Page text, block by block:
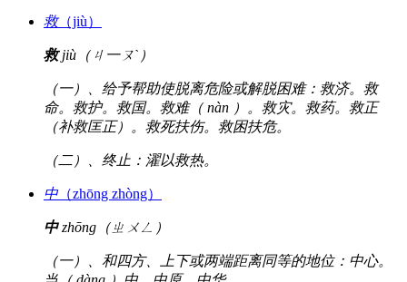
救（jiù）
救jiù（ㄐ一ㄡˋ）
（一）、给予帮助使脱离危险或解脱困难：救济。救
命。救护。救国。救难（ nàn ）。救灾。救药。救正
（补救匡正）。救死扶伤。救困扶危。
（二）、终止：濯以救热。
中（zhōng zhòng）
中zhōng（ㄓㄨㄥ）
（一）、和四方、上下或两端距离同等的地位：中心。